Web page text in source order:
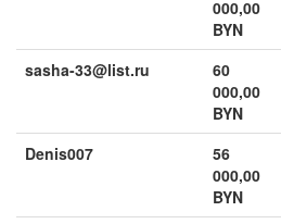
000,00
BYN
sasha-33@list.ru
60
000,00
BYN
Denis007
56
000,00
BYN